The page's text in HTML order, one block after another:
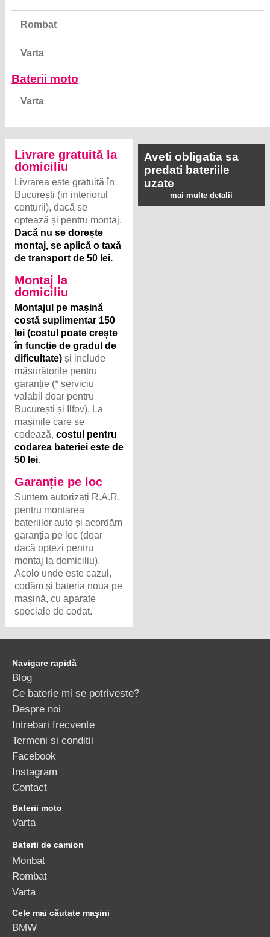
Rombat
Varta
Baterii moto
Varta
Livrare gratuită la
domiciliu
Livrarea este gratuită în
București (in interiorul
centurii), dacă se
optează și pentru montaj.
Dacă nu se dorește
montaj, se aplică o taxă
de transport de 50 lei.
Montaj la
domiciliu
Montajul pe mașină
costă suplimentar 150
lei (costul poate crește
în funcție de gradul de
dificultate) și include
măsurătorile pentru
garanție (* serviciu
valabil doar pentru
București și Ilfov). La
mașinile care se
codează,costul pentru
codarea bateriei este de
50 lei.
Garanție pe loc
Suntem autorizați R.A.R.
pentru montarea
bateriilor auto și acordăm
garanția pe loc (doar
dacă optezi pentru
montaj la domiciliu).
Acolo unde este cazul,
codăm și bateria noua pe
mașină, cu aparate
speciale de codat.
Aveti obligatia sa
predati bateriile
uzate
mai multe detalii
Navigare rapidă
Blog
Ce baterie mi se potriveste?
Despre noi
Intrebari frecvente
Termeni si conditii
Facebook
Instagram
Contact
Baterii moto
Varta
Baterii de camion
Monbat
Rombat
Varta
Cele mai căutate mașini
BMW